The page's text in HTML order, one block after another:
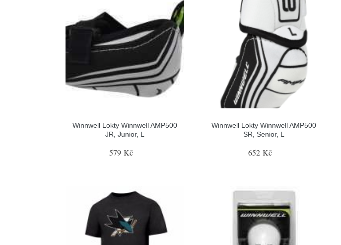
Winnwell Lokty Winnwell AMP500
JR, Junior, L
579 Kč
Winnwell Lokty Winnwell AMP500
SR, Senior, L
652 Kč